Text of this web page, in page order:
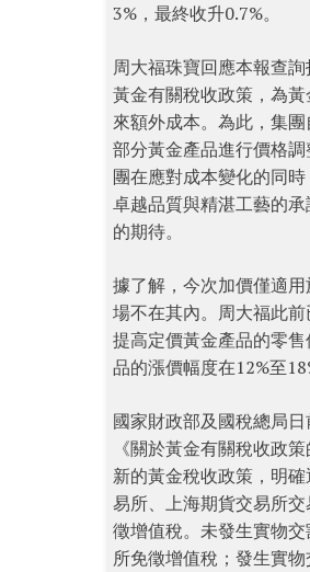
3%，最終收升0.7%。
周大福珠寶回應本報查
黃金有關稅收政策，為
來額外成本。為此，集
部分黃金產品進行價格
團在應對成本變化的同
卓越品質與精湛工藝的
的期待。
據了解，今次加價僅適
場不在其內。周大福此
提高定價黃金產品的零
品的漲價幅度在12%至
國家財政部及國稅總局
《關於黃金有關稅收政
新的黃金稅收政策，明
易所、上海期貨交易所
徵增值稅。未發生實物
所免徵增值稅；發生實